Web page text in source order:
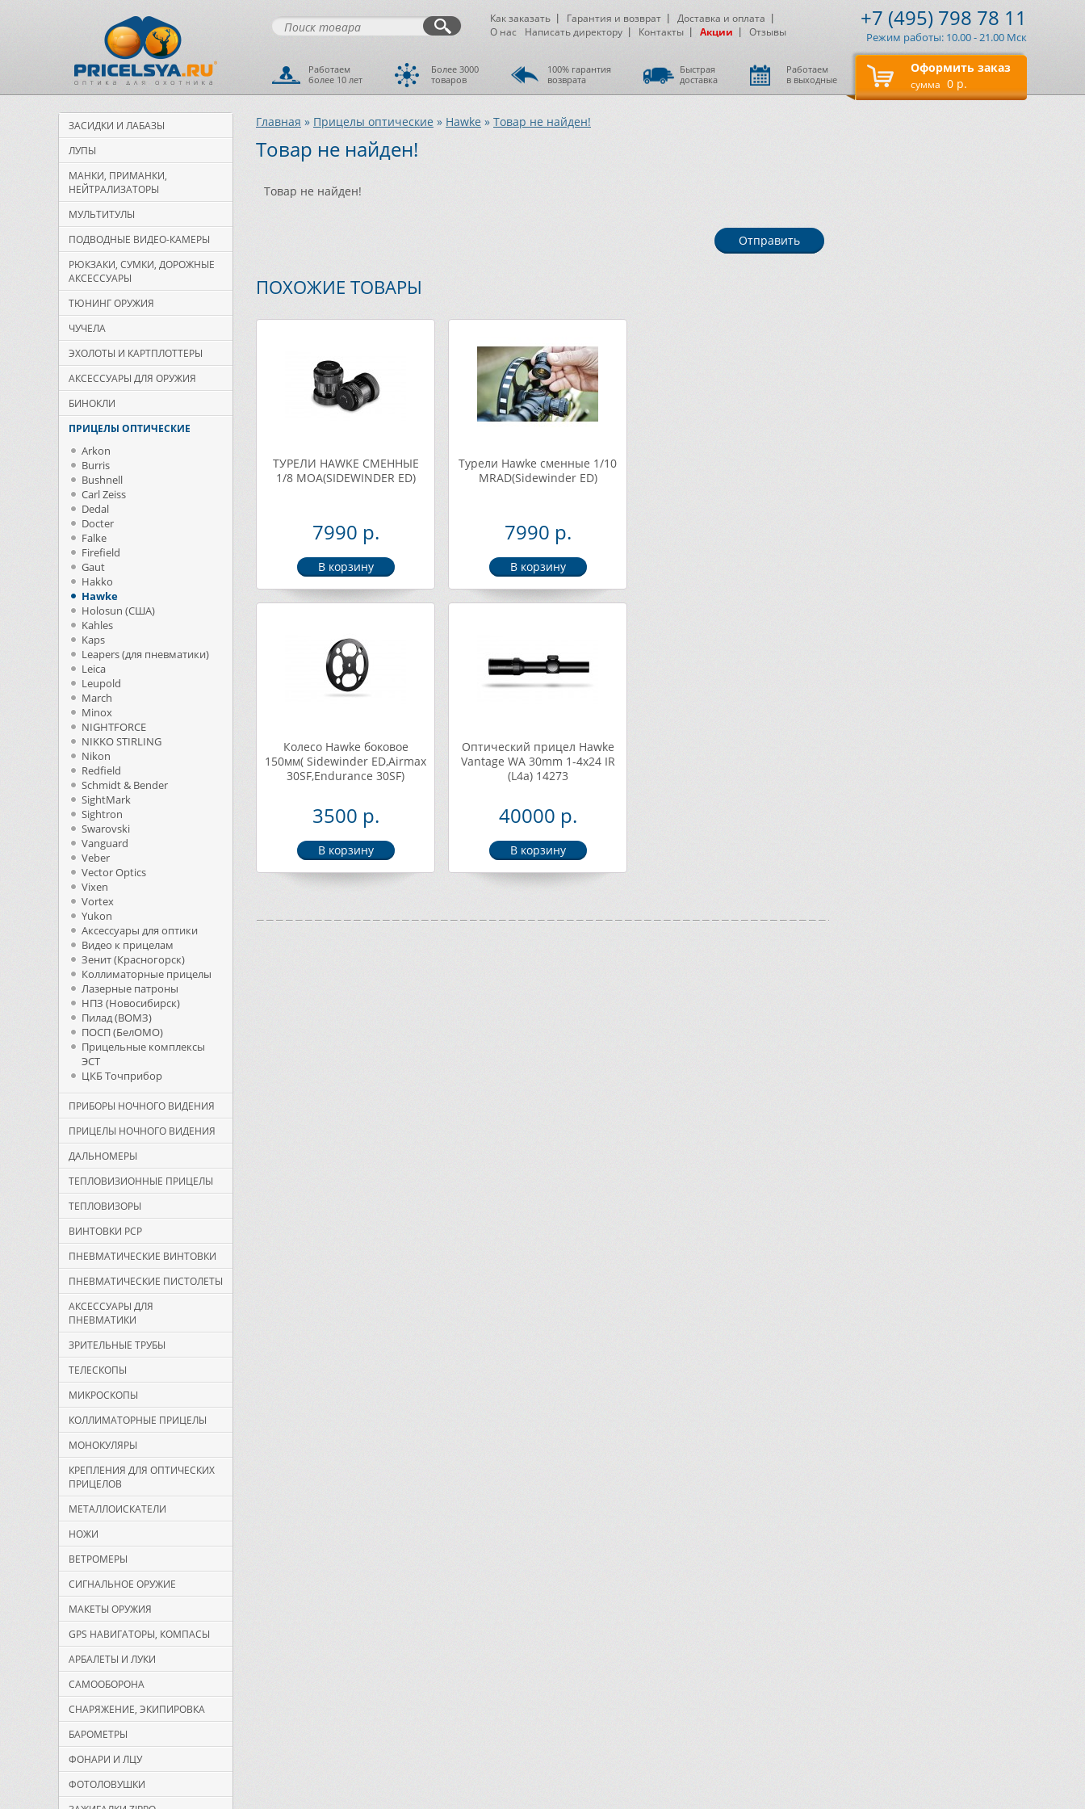
Оформить заказ
сумма 0 р.
Как заказать Гарантия и возврат
Доставка и оплата
О нас
Написать директору Контакты Акции Отзывы
+7 (495) 798 78 11
Режим работы: 10.00 - 21.00 Мск
Работаем
более 10 лет
Более 3000
товаров
100% гарантия
возврата
Быстрая
доставка
Работаем
в выходные
ЗАСИДКИ И ЛАБАЗЫ
ЛУПЫ
МАНКИ, ПРИМАНКИ,
НЕЙТРАЛИЗАТОРЫ
МУЛЬТИТУЛЫ
ПОДВОДНЫЕ ВИДЕО-КАМЕРЫ
РЮКЗАКИ, СУМКИ, ДОРОЖНЫЕ
АКСЕССУАРЫ
ТЮНИНГ ОРУЖИЯ
ЧУЧЕЛА
ЭХОЛОТЫ И КАРТПЛОТТЕРЫ
АКСЕССУАРЫ ДЛЯ ОРУЖИЯ
БИНОКЛИ
ПРИЦЕЛЫ ОПТИЧЕСКИЕ
Arkon
Burris
Bushnell
Carl Zeiss
Dedal
Docter
Falke
Firefield
Gaut
Hakko
Hawke
Holosun (США)
Kahles
Kaps
Leapers (для пневматики)
Leica
Leupold
March
Minox
NIGHTFORCE
NIKKO STIRLING
Nikon
Redfield
Schmidt & Bender
SightMark
Sightron
Swarovski
Vanguard
Veber
Vector Optics
Vixen
Vortex
Yukon
Аксессуары для оптики
Видео к прицелам
Зенит (Красногорск)
Коллиматорные прицелы
Лазерные патроны
НПЗ (Новосибирск)
Пилад (ВОМЗ)
ПОСП (БелОМО)
Прицельные комплексы
ЭСТ
ЦКБ Точприбор
ПРИБОРЫ НОЧНОГО ВИДЕНИЯ
ПРИЦЕЛЫ НОЧНОГО ВИДЕНИЯ
ДАЛЬНОМЕРЫ
ТЕПЛОВИЗИОННЫЕ ПРИЦЕЛЫ
ТЕПЛОВИЗОРЫ
ВИНТОВКИ PCP
ПНЕВМАТИЧЕСКИЕ ВИНТОВКИ
ПНЕВМАТИЧЕСКИЕ ПИСТОЛЕТЫ
АКСЕССУАРЫ ДЛЯ
ПНЕВМАТИКИ
ЗРИТЕЛЬНЫЕ ТРУБЫ
ТЕЛЕСКОПЫ
МИКРОСКОПЫ
КОЛЛИМАТОРНЫЕ ПРИЦЕЛЫ
МОНОКУЛЯРЫ
КРЕПЛЕНИЯ ДЛЯ ОПТИЧЕСКИХ
ПРИЦЕЛОВ
МЕТАЛЛОИСКАТЕЛИ
НОЖИ
ВЕТРОМЕРЫ
СИГНАЛЬНОЕ ОРУЖИЕ
МАКЕТЫ ОРУЖИЯ
GPS НАВИГАТОРЫ, КОМПАСЫ
АРБАЛЕТЫ И ЛУКИ
САМООБОРОНА
СНАРЯЖЕНИЕ, ЭКИПИРОВКА
БАРОМЕТРЫ
ФОНАРИ И ЛЦУ
ФОТОЛОВУШКИ
Главная » Прицелы оптические » Hawke » Товар не найден!
Товар не найден!
Товар не найден!
Отправить
ПОХОЖИЕ ТОВАРЫ
ТУРЕЛИ HAWKE СМЕННЫЕ
1/8 МОА(SIDEWINDER ED)
7990 р.
Турели Hawke сменные 1/10
МRAD(Sidewinder ED)
7990 р.
Колесо Hawke боковое
150мм( Sidewinder ED,Airmax
30SF,Endurance 30SF)
3500 р.
Оптический прицел Hawke
Vantage WA 30mm 1-4х24 IR
(L4a) 14273
40000 р.